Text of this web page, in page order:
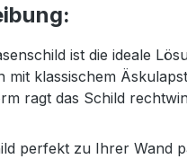
ist die ideale
mit klassischem
ragt das Schild
perfekt zu Ihrer Wand